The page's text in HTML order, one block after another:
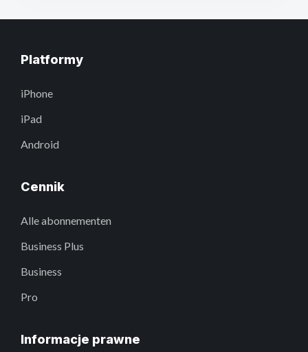
Platformy
iPhone
iPad
Android
Cennik
Alle abonnementen
Business Plus
Business
Pro
Informacje prawne